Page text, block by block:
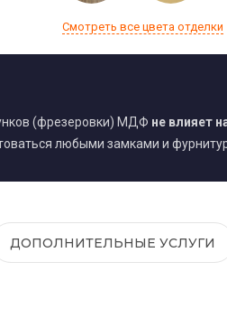
Смотреть все цвета отделки
(фрезеровки) МДФ не влияет
любыми замками и
ДОПОЛНИТЕЛЬНЫЕ УСЛУГИ